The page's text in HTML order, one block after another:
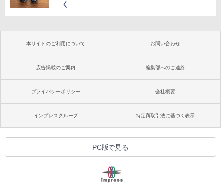
く
本サイトのご利用について お問い合わせ
広告掲載のご案内 編集部へのご連絡
プライバシーポリシー 会社概要
インプレスグループ 特定商取引法に基づく表示
PC版で見る